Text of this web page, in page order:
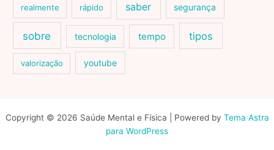
realmente rápido saber segurança
sobre tecnologia tempo tipos
valorização youtube
Copyright © 2026 Saúde Mental e Física | Powered by Tema Astra
para WordPress